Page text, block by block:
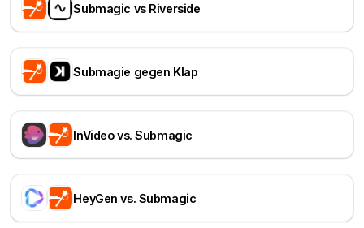
Submagic vs Riverside
Submagie gegen Klap
InVideo vs. Submagic
HeyGen vs. Submagic